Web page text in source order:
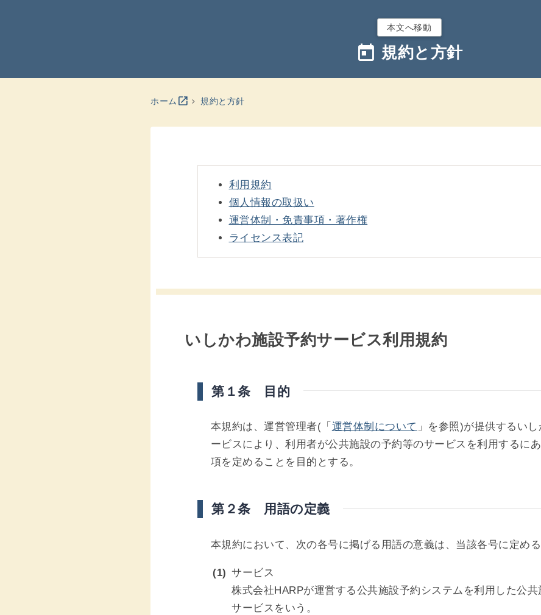
本文へ移動
today 規約と方針
ホーム open_in_new 規約と方針
利用規約
個人情報の取扱い
運営体制・免責事項・著作権
ライセンス表記
いしかわ施設予約サービス利用規約
第１条 目的
本規約は、運営管理者(「 運営体制について 」を参照)が提供するい
ービスにより、利用者が公共施設の予約等のサービスを利用するに
項を定めることを目的とする。
第２条 用語の定義
本規約において、次の各号に掲げる用語の意義は、当該各号に定める
サービス
株式会社HARPが運営する公共施設予約システムを利用した公
サービスをいう。